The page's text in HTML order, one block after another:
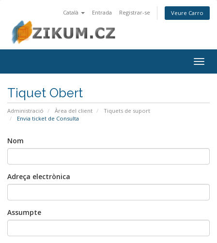
Català Entrada Registrar-se Veure Carro
Tiquet Obert
Administració Àrea del client
Tiquets de suport
Envia ticket de Consulta
Nom
Adreça electrònica
Assumpte